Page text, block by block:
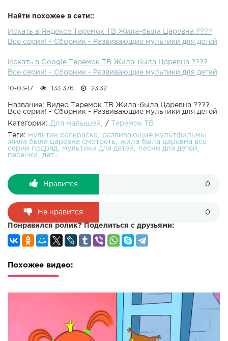
"Зимние забавы" только в нашем приложении для детей:
любимые мультики: Новое детское приложение Теремок
ТВ, скачай и смотри любимые мультики: Написать ОК
Найти похожее в сети::
Искать в Яндексе Теремок ТВ Жила-была Царевна ????
Все серии! - Сборник - Развивающие мультики для детей
Искать в Google Теремок ТВ Жила-была Царевна ????
Все серии! - Сборник - Развивающие мультики для детей
10-03-17 133 376 23:32
Название: Видео Теремок ТВ Жила-была Царевна ????
Все серии! - Сборник - Развивающие мультики для детей
Категории: Для малышей /
Теремок ТВ
Теги: мультик раскраска
развивающие мультфильмы
жила была царевна смотреть
жила была царевна все
серии подряд
мультики для детей
песни для детей
песенки
дет...
Нравится 0
Не нравится 0
Понравился ролик? Поделиться с друзьями:
Похожее видео: